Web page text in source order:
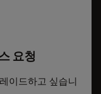
요청
이드하고 싶습니